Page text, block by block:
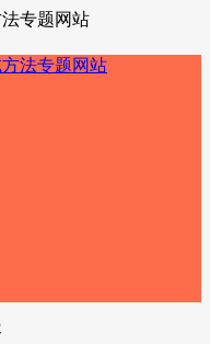
专题网站